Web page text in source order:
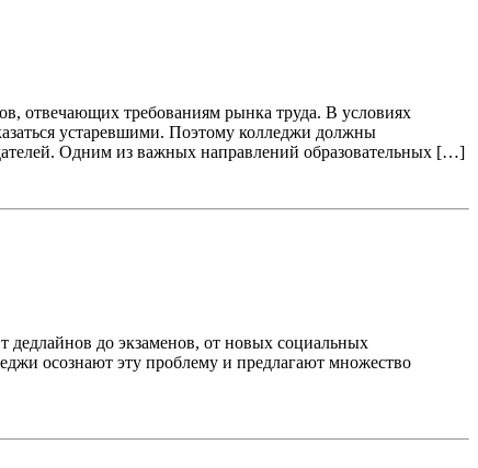
отвечающих требованиям рынка труда. В условиях
устаревшими. Поэтому колледжи должны
Одним из важных направлений образовательных […]
до экзаменов, от новых социальных
осознают эту проблему и предлагают множество